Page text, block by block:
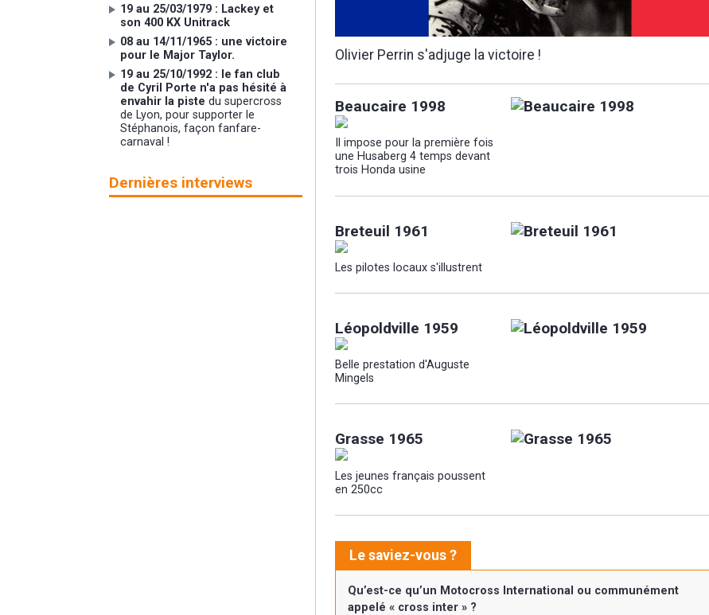
19 au 25/03/1979 : Lackey et
son 400 KX Unitrack
08 au 14/11/1965 : une victoire
pour le Major Taylor.
19 au 25/10/1992 : le fan club
de Cyril Porte n'a pas hésité à
envahir la pistedu supercross
de Lyon, pour supporter le
Stéphanois, façon fanfare-
carnaval !
Dernières interviews
Olivier Perrin s'adjuge la victoire !
Beaucaire 1998
Il impose pour la première fois
une Husaberg 4 temps devant
trois Honda usine
Breteuil 1961
Les pilotes locaux s'illustrent
Léopoldville 1959
Belle prestation d'Auguste
Mingels
Grasse 1965
Les jeunes français poussent
en 250cc
Le saviez-vous ?
Qu’est-ce qu’un Motocross International ou communément
appelé « cross inter » ?